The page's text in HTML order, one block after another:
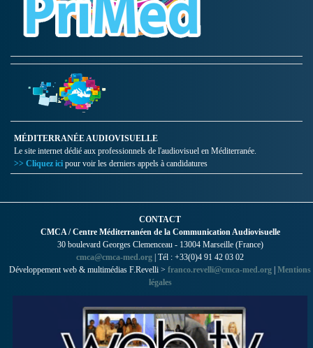
MÉDITERRANÉE AUDIOVISUELLE
Le site internet dédié aux professionnels de l'audiovisuel en Méditerranée.
>> Cliquez ici pour voir les derniers appels à candidatures
CONTACT
CMCA / Centre Méditerranéen de la Communication Audiovisuelle
30 boulevard Georges Clemenceau - 13004 Marseille (France)
cmca@cmca-med.org | Tél : +33(0)4 91 42 03 02
Développement web & multimédias F.Revelli > franco.revelli@cmca-med.org Mentions
légales